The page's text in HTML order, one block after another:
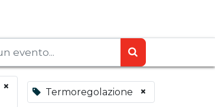
× Termoregolazione ×